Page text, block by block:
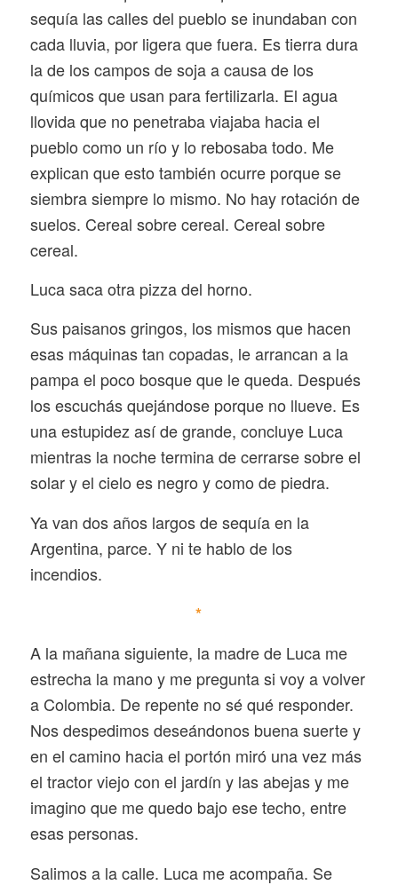
sequía las calles del pueblo se inundaban con
cada lluvia, por ligera que fuera. Es tierra dura
la de los campos de soja a causa de los
químicos que usan para fertilizarla. El agua
llovida que no penetraba viajaba hacia el
pueblo como un río y lo rebosaba todo. Me
explican que esto también ocurre porque se
siembra siempre lo mismo. No hay rotación de
suelos. Cereal sobre cereal. Cereal sobre
cereal.
Luca saca otra pizza del horno.
Sus paisanos gringos, los mismos que hacen
esas máquinas tan copadas, le arrancan a la
pampa el poco bosque que le queda. Después
los escuchás quejándose porque no llueve. Es
una estupidez así de grande, concluye Luca
mientras la noche termina de cerrarse sobre el
solar y el cielo es negro y como de piedra.
Ya van dos años largos de sequía en la
Argentina, parce. Y ni te hablo de los
incendios.
*
A la mañana siguiente, la madre de Luca me
estrecha la mano y me pregunta si voy a volver
a Colombia. De repente no sé qué responder.
Nos despedimos deseándonos buena suerte y
en el camino hacia el portón miró una vez más
el tractor viejo con el jardín y las abejas y me
imagino que me quedo bajo ese techo, entre
esas personas.
Salimos a la calle. Luca me acompaña. Se